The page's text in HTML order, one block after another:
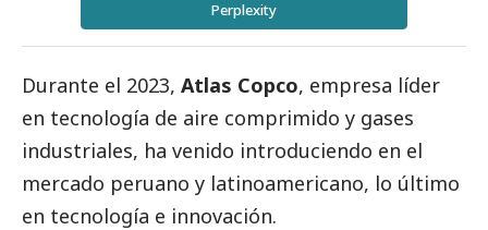
Perplexity
Durante el 2023, Atlas Copco, empresa líder
en tecnología de aire comprimido y gases
industriales, ha venido introduciendo en el
mercado peruano y latinoamericano, lo último
en tecnología e innovación.